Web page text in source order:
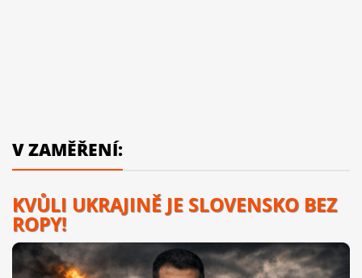
V ZAMĚŘENÍ:
KVŮLI UKRAJINĚ JE SLOVENSKO BEZ
ROPY!